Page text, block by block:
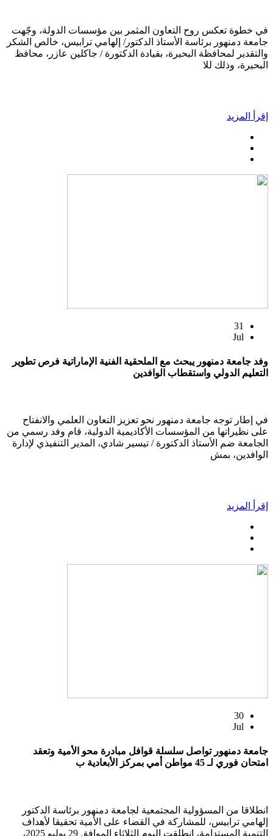
في خطوة تعكس روح التعاون المثمر بين مؤسسات الدولة، وجّهت
جامعة دمنهور برئاسة الأستاذ الدكتور/ إلهامي ترابيس، خالص الشكر
والتقدير لمحافظة البحيرة، بقيادة الدكتورة / جاكلين عازر، محافظ
البحيرة، وذلك للا
إقرأ المزيد
31
Jul
وفد جامعة دمنهور يبحث مع الملحقية الفنية الإماراتية فرص تطوير
التعليم الدولي واستقطاب الوافدين
في إطار توجه جامعة دمنهور نحو تعزيز التعاون العلمي والانفتاح
على نظيراتها من المؤسسات الأكاديمية الدولية، قام وفد رسمي من
الجامعة ضم الأستاذ الدكتورة / تيسير شادي، المدير التنفيذي لإدارة
الوافدين، بمش
إقرأ المزيد
30
Jul
جامعة دمنهور تواصل سلسلة قوافل مبادرة محو الأمية وتعقد
امتحان فوري لـ 45 مواطن أمي بمركز الأبعادية ب
انطلاقا من المسؤولية المجتمعية لجامعة دمنهور برئاسة الدكتور
إلهامي ترابيس، للمشاركة في القضاء على الأمية تحقيقا لأهداف
التنمية المستدامة، انطلقت اليوم الثلاثاء الموافق 29 يوليو 2025،